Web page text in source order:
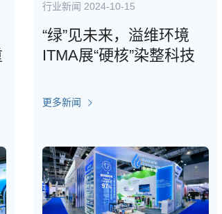
2024-10-15
“绿”见未来，溢维环境
展“硬核”染整科技